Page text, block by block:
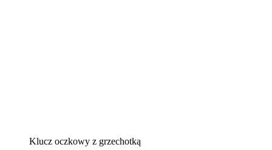
Klucz oczkowy z grzechotką